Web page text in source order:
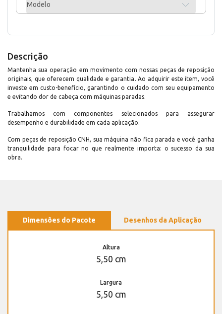
Modelo
Descrição
Mantenha sua operação em movimento com nossas peças de reposição
originais, que oferecem qualidade e garantia. Ao adquirir este item, você
investe em custo-benefício, garantindo o cuidado com seu equipamento
e evitando dor de cabeça com máquinas paradas.
Trabalhamos com componentes selecionados para assegurar
desempenho e durabilidade em cada aplicação.
Com peças de reposição CNH, sua máquina não fica parada e você ganha
tranquilidade para focar no que realmente importa: o sucesso da sua
obra.
Dimensões do Pacote Desenhos da Aplicação
Altura
5,50 cm
Largura
5,50 cm